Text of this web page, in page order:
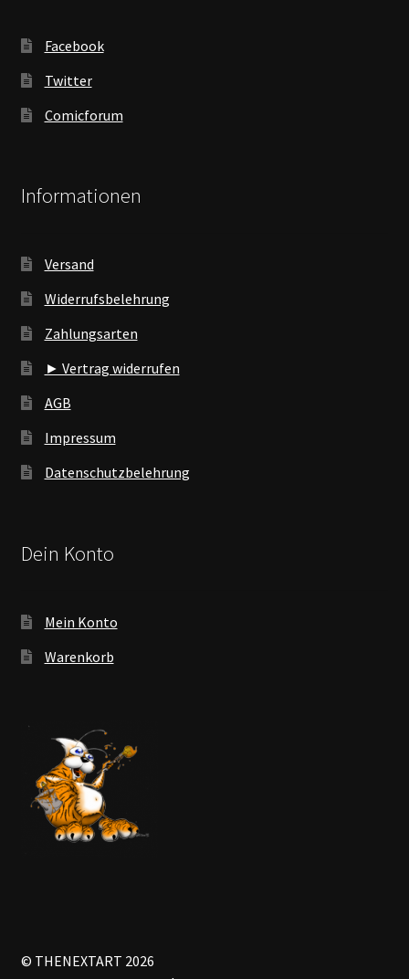
Facebook
Twitter
Comicforum
Informationen
Versand
Widerrufsbelehrung
Zahlungsarten
► Vertrag widerrufen
AGB
Impressum
Datenschutzbelehrung
Dein Konto
Mein Konto
Warenkorb
© THENEXTART 2026